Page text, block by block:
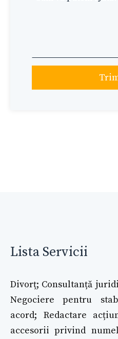
Lista Servicii
Divorț; Consultanță
Negociere pentru
acord; Redactare
accesorii privind